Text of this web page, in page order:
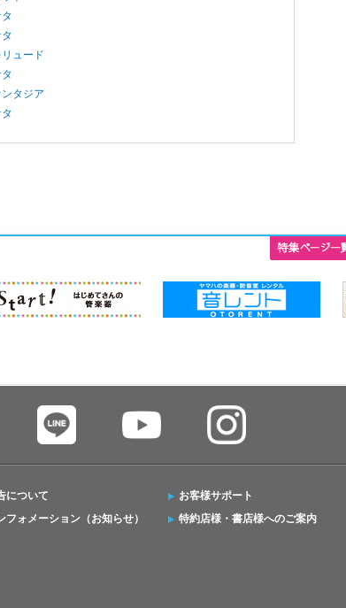
ュード
タジア
について
フォメーション（お知らせ）
お客様サポート
特約店様・書店様へのご案内